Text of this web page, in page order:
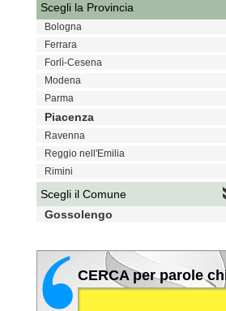
Scegli la Provincia
Bologna
Ferrara
Forlì-Cesena
Modena
Parma
Piacenza
Ravenna
Reggio nell'Emilia
Rimini
Scegli il Comune
Gossolengo
CERCA per parole